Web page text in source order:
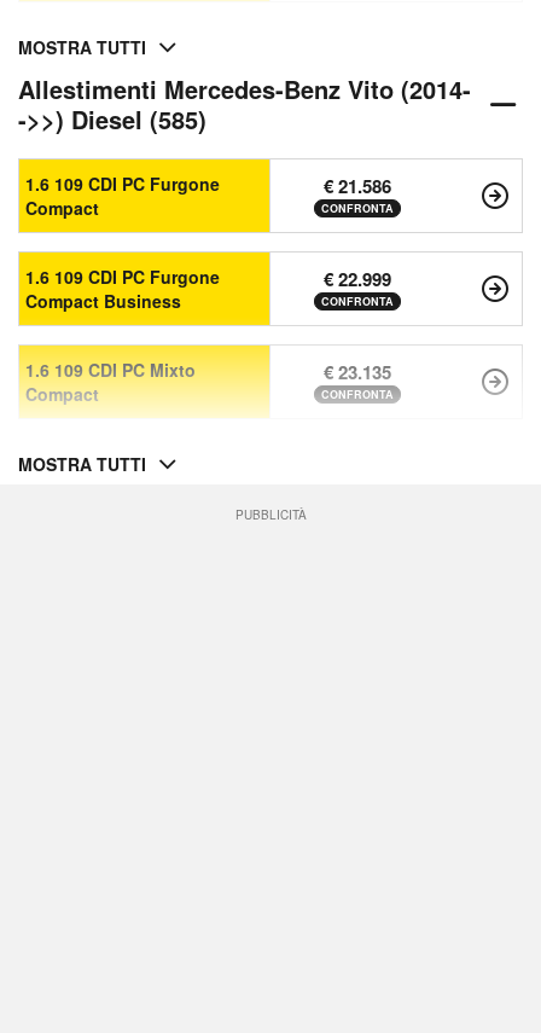
MOSTRA TUTTI
Allestimenti Mercedes-Benz Vito (2014-
->>) Diesel (585)
1.6 109 CDI PC Furgone
Compact
€ 21.586
CONFRONTA
1.6 109 CDI PC Furgone
Compact Business
€ 22.999
CONFRONTA
1.6 109 CDI PC Mixto
Compact
€ 23.135
CONFRONTA
MOSTRA TUTTI
PUBBLICITÀ